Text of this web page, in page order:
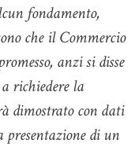
fondamento,
che il Commercio
anzi si disse
richiedere la
dimostrato con dati
presentazione di un